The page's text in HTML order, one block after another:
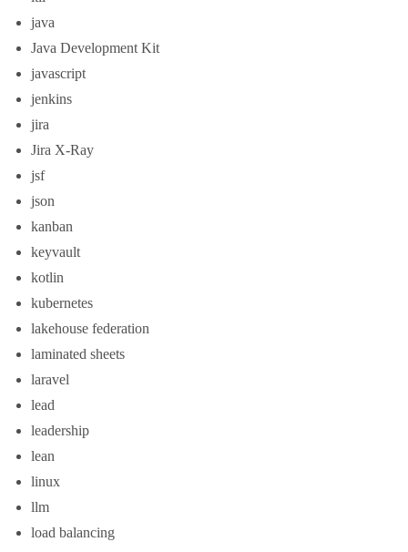
java
Java Development Kit
javascript
jenkins
jira
Jira X-Ray
jsf
json
kanban
keyvault
kotlin
kubernetes
lakehouse federation
laminated sheets
laravel
lead
leadership
lean
linux
llm
load balancing